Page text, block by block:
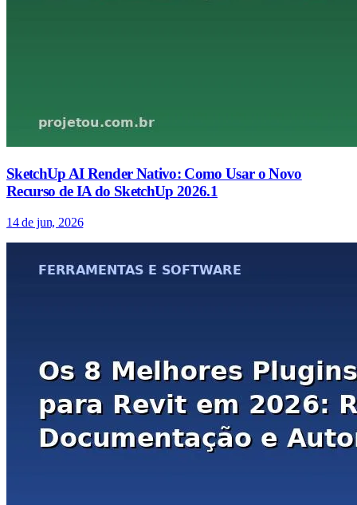
SketchUp AI Render Nativo: Como Usar o Novo
Recurso de IA do SketchUp 2026.1
14 de jun, 2026